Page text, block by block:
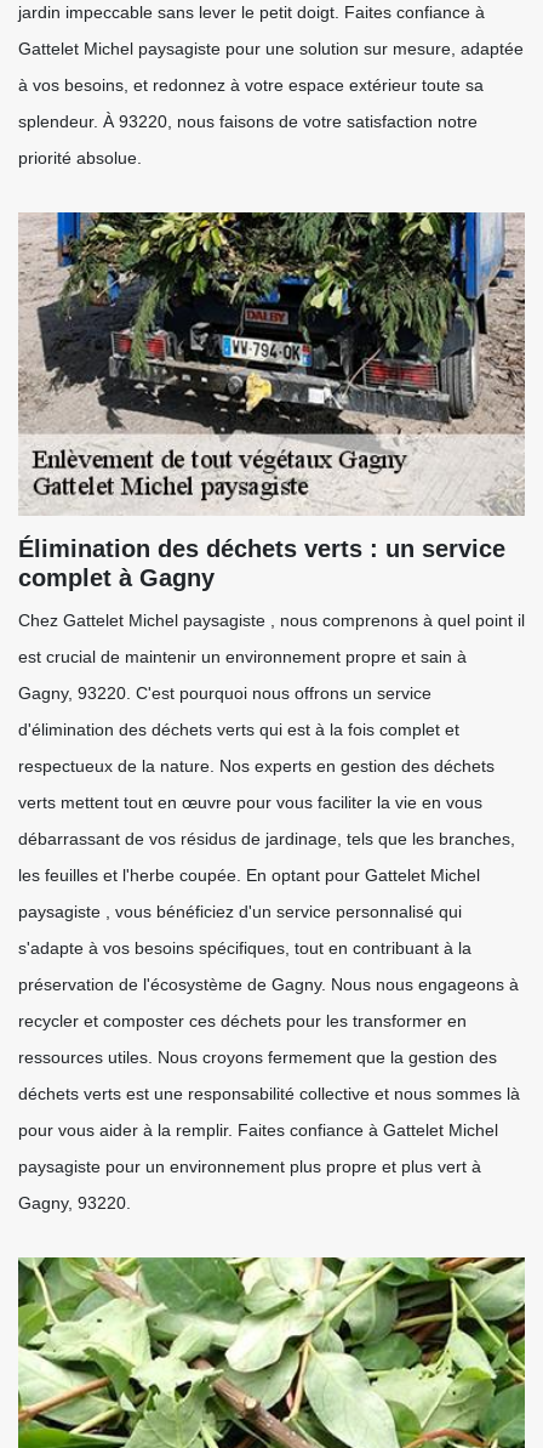
jardin impeccable sans lever le petit doigt. Faites confiance à
Gattelet Michel paysagiste pour une solution sur mesure, adaptée
à vos besoins, et redonnez à votre espace extérieur toute sa
splendeur. À 93220, nous faisons de votre satisfaction notre
priorité absolue.
Élimination des déchets verts : un service
complet à Gagny
Chez Gattelet Michel paysagiste , nous comprenons à quel point il
est crucial de maintenir un environnement propre et sain à
Gagny, 93220. C'est pourquoi nous offrons un service
d'élimination des déchets verts qui est à la fois complet et
respectueux de la nature. Nos experts en gestion des déchets
verts mettent tout en œuvre pour vous faciliter la vie en vous
débarrassant de vos résidus de jardinage, tels que les branches,
les feuilles et l'herbe coupée. En optant pour Gattelet Michel
paysagiste , vous bénéficiez d'un service personnalisé qui
s'adapte à vos besoins spécifiques, tout en contribuant à la
préservation de l'écosystème de Gagny. Nous nous engageons à
recycler et composter ces déchets pour les transformer en
ressources utiles. Nous croyons fermement que la gestion des
déchets verts est une responsabilité collective et nous sommes là
pour vous aider à la remplir. Faites confiance à Gattelet Michel
paysagiste pour un environnement plus propre et plus vert à
Gagny, 93220.